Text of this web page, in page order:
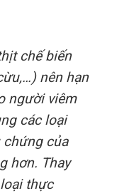
chế biến
nên hạn
người viêm
các loại
chứng của
hơn. Thay
thực